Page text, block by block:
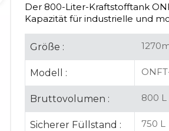
Der 800-Liter-Kraftstofftank
Kapazität für industrielle und
Größe :
Modell :
Bruttovolumen : 800 L
Sicherer Füllstand : 750 L